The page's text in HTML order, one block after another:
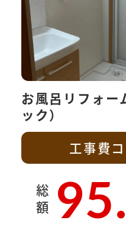
お風呂リフォー
ック）
工事費
総
額